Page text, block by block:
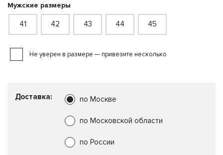
Мужские размеры
41 42 43 44 45
Не уверен в размере — привезите несколько
Доставка: по Москве
по Московской области
по России